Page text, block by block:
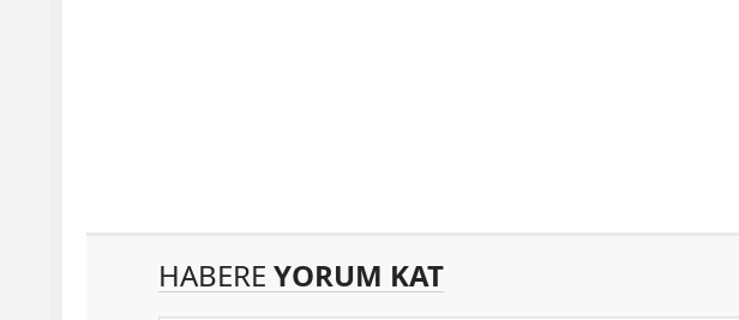
HABERE YORUM KAT